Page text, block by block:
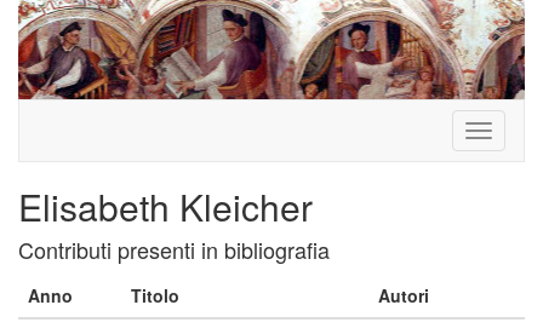
Toggle
Elisabeth Kleicher
Contributi presenti in bibliografia
Anno Titolo
Autori